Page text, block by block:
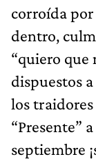
corroída
dentro,
“quiero que
dispuestos
los
“Presente”
septiembre